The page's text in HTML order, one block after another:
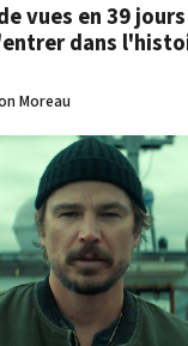
vues en 39
dans
Moreau